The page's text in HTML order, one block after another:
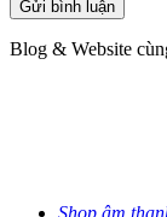
Blog & Website